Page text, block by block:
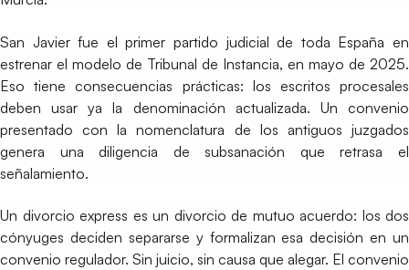
San Javier fue el primer partido judicial de toda España en
estrenar el modelo de Tribunal de Instancia, en mayo de 2025.
Eso tiene consecuencias prácticas: los escritos procesales
deben usar ya la denominación actualizada. Un convenio
presentado con la nomenclatura de los antiguos juzgados
genera una diligencia de subsanación que retrasa el
señalamiento.
Un divorcio express es un divorcio de mutuo acuerdo: los dos
cónyuges deciden separarse y formalizan esa decisión en un
convenio regulador. Sin juicio, sin causa que alegar. El convenio